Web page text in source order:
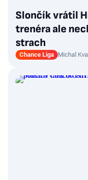
Slončík vrátil
trenéra ale
strach
Chance Liga Michal